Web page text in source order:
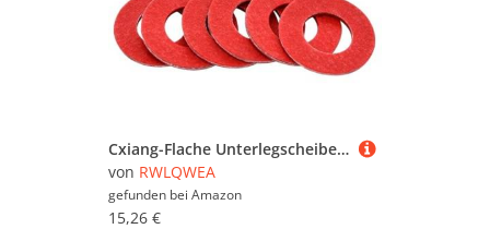
Cxiang-Flache Unterlegscheiben M2 M2.5 M3 M4 M5 M6 M8 M10 M12 M14 M16 M18 M20 Red Paper Insulating Flat Washer Insulation Pad Plain Gasket Spacers, für Bolzenschraube(M2.5x6x0.8(200Pcs))
von RWLQWEA
gefunden bei Amazon
15,26 €